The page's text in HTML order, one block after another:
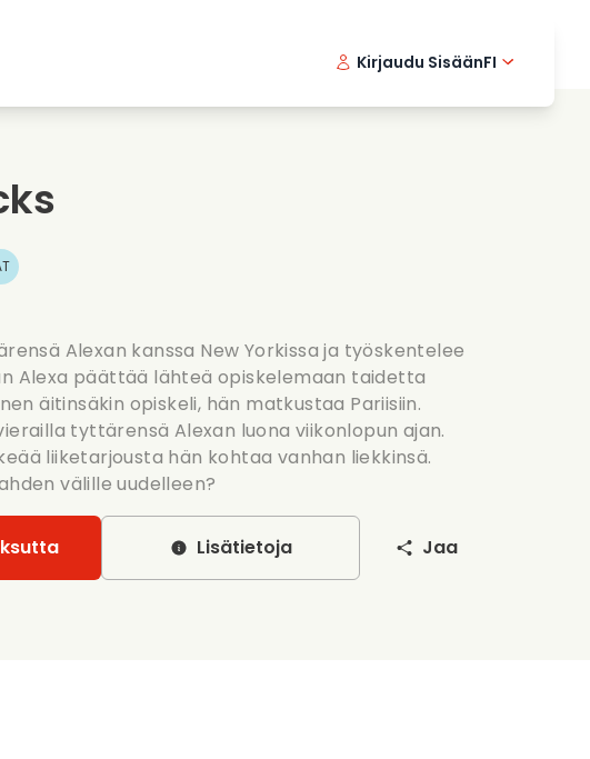
Romanttiset sarjat
Kirjaudu SisäänFI
Alexan kanssa New Yorkissa ja työskentelee
Alexa päättää lähteä opiskelemaan taidetta
äitinsäkin opiskeli, hän matkustaa Pariisiin.
tyttärensä Alexan luona viikonlopun ajan.
liiketarjousta hän kohtaa vanhan liekkinsä.
välille uudelleen?
Lisätietoja Jaa